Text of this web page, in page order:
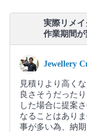
実際リメ
作業期間が
Jewellery
見積りより高く
良さそうだった
した場合に提案
なることはあり
事が多い為、納